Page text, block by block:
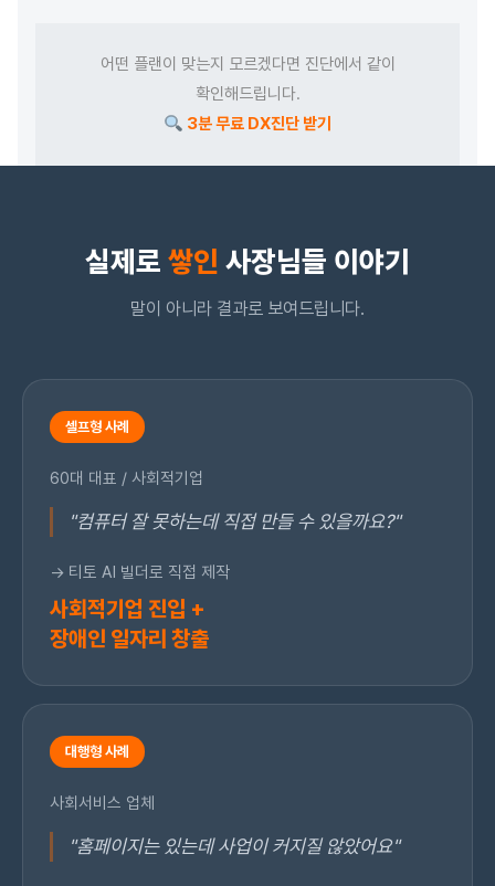
어떤 플랜이 맞는지 모르겠다면 진단에서 같이
확인해드립니다.
3분 무료 DX진단 받기
실제로 쌓인 사장님들 이야기
말이 아니라 결과로 보여드립니다.
셀프형 사례
60대 대표 / 사회적기업
"컴퓨터 잘 못하는데 직접 만들 수 있을까요?"
→ 티토 AI 빌더로 직접 제작
사회적기업 진입 +
장애인 일자리 창출
대행형 사례
사회서비스 업체
"홈페이지는 있는데 사업이 커지질 않았어요"